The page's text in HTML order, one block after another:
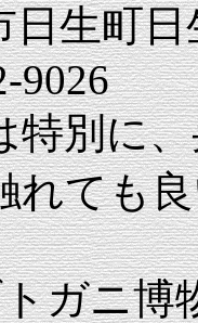
生町日
別に、
れても
ガニ博